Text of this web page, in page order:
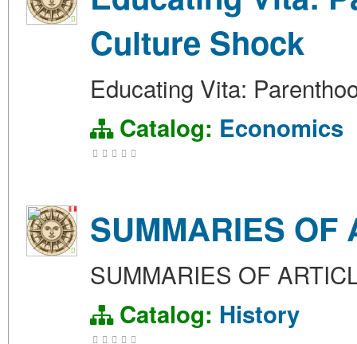
Culture Shock
Educating Vita:
Catalog: Economics
SUMMARIES OF
SUMMARIES OF
Catalog: History